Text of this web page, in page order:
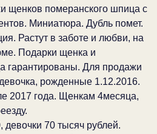
щенков померанского шпица с
Миниатюра. Дубль помет.
Растут в заботе и любви, на
Подарки щенка и
гарантированы. Для продажи
рожденные 1.12.2016.
2017 года. Щенкам 4месяца,
девочки 70 тысяч рублей.